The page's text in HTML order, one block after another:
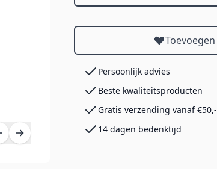
Persoonlijk advies
Beste kwaliteitsproducten
Gratis verzending vanaf €50,-
14 dagen bedenktijd